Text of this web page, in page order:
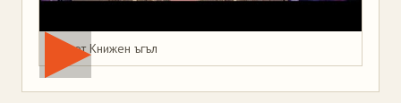
Мая от Книжен ъгъл